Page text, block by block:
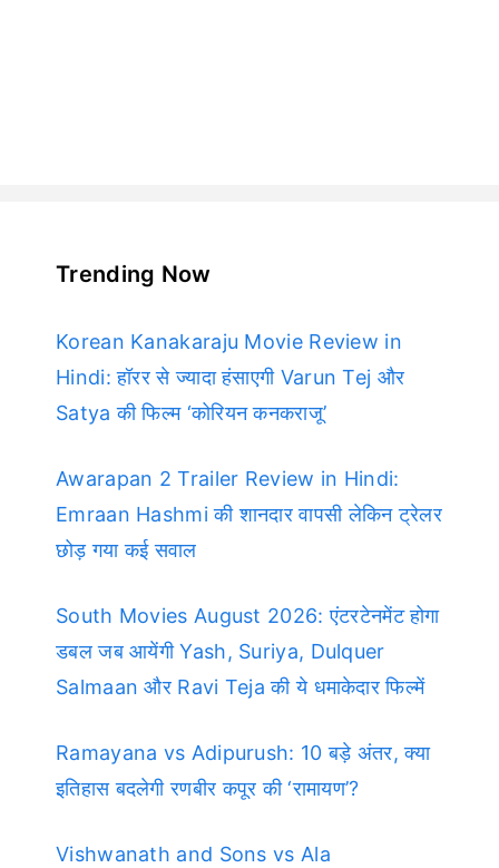
Trending Now
Korean Kanakaraju Movie Review in
Hindi: हॉरर से ज्यादा हंसाएगी Varun Tej और
Satya की फिल्म ‘कोरियन कनकराजू’
Awarapan 2 Trailer Review in Hindi:
Emraan Hashmi की शानदार वापसी लेकिन ट्रेलर
छोड़ गया कई सवाल
South Movies August 2026: एंटरटेनमेंट होगा
डबल जब आयेंगी Yash, Suriya, Dulquer
Salmaan और Ravi Teja की ये धमाकेदार फिल्में
Ramayana vs Adipurush: 10 बड़े अंतर, क्या
इतिहास बदलेगी रणबीर कपूर की ‘रामायण’?
Vishwanath and Sons vs Ala